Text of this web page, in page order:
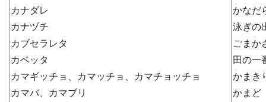
カナダレ
かなだ
カナヅチ
泳ぎの
カブセラレタ
ごまか
カベッタ
田の一
カマギッチョ、カマッチョ、カマチョッチョ
かまき
カマバ、カマブリ
かまど